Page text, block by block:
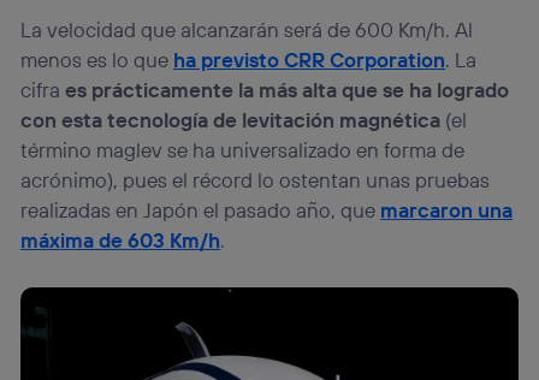
La velocidad que alcanzarán será de 600 Km/h. Al
menos es lo que ha previsto CRR Corporation. La
cifraes prácticamente la más alta que se ha logrado
con esta tecnología de levitación magnética (el
término maglev se ha universalizado en forma de
acrónimo), pues el récord lo ostentan unas pruebas
realizadas en Japón el pasado año, que marcaron una
máxima de 603 Km/h.
la política de privacidad de Utiq.